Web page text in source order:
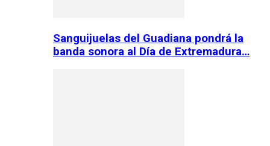
Sanguijuelas del Guadiana pondrá la
banda sonora al Día de Extremadura…